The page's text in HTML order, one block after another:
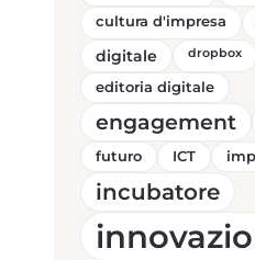
cultura d'impresa
digitale
dropbox
editoria digitale
engagement
futuro ICT
incubatore